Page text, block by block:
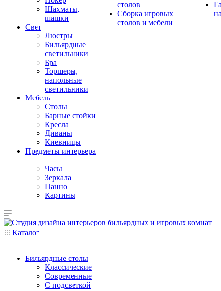
Шахматы,
шашки
Свет
Люстры
Бильярдные
светильники
Бра
Торшеры,
напольные
светильники
Мебель
Столы
Барные стойки
Кресла
Диваны
Киевницы
Предметы интерьера
Часы
Зеркала
Панно
Картины
столов
Сборка игровых
столов и мебели
Каталог
Бильярдные столы
Классические
Современные
С подсветкой